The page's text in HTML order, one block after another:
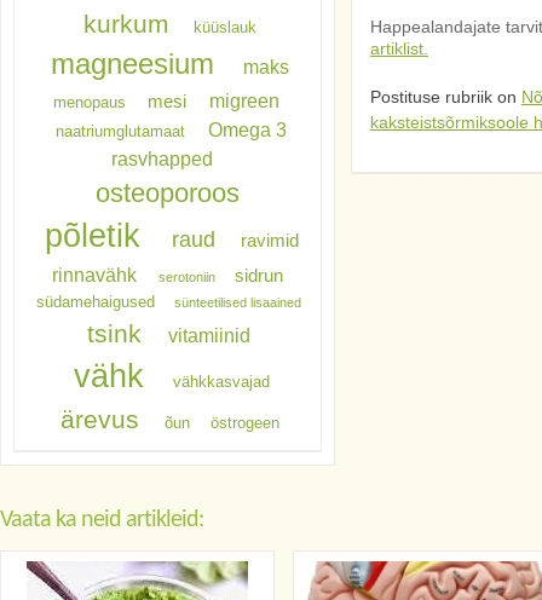
Happealandajate
artiklist.
Postituse rubriik on
kaksteistsõrmiksoole
kurkum küüslauk
magneesium maks
menopaus mesi migreen
naatriumglutamaat
Omega 3
rasvhapped
osteoporoos
põletik raud ravimid
rinnavähk serotoniin sidrun
südamehaigused sünteetilised lisaained
tsink vitamiinid
vähk vähkkasvajad
ärevus õun östrogeen
Vaata ka neid artikleid: